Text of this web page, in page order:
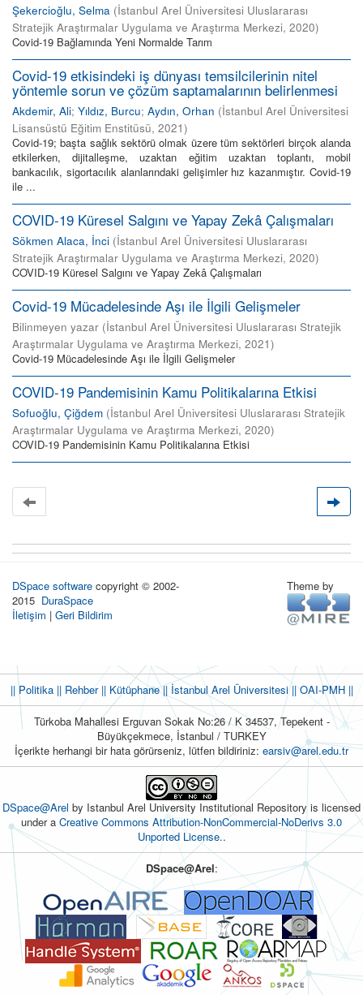
Şekercioğlu, Selma (İstanbul Arel Üniversitesi Uluslararası
Stratejik Araştırmalar Uygulama ve Araştırma Merkezi, 2020)
Covid-19 Bağlamında Yeni Normalde Tarım
Covid-19 etkisindeki iş dünyası temsilcilerinin nitel
yöntemle sorun ve çözüm saptamalarının belirlenmesi
Akdemir, Ali; Yıldız, Burcu; Aydın, Orhan (İstanbul Arel Üniversitesi
Lisansüstü Eğitim Enstitüsü, 2021)
Covid-19; başta sağlık sektörü olmak üzere tüm sektörleri birçok alanda
etkilerken, dijitalleşme, uzaktan eğitim uzaktan toplantı, mobil
bankacılık, sigortacılık alanlarındaki gelişimler hız kazanmıştır. Covid-19
ile ...
COVID-19 Küresel Salgını ve Yapay Zekâ Çalışmaları
Sökmen Alaca, İnci (İstanbul Arel Üniversitesi Uluslararası
Stratejik Araştırmalar Uygulama ve Araştırma Merkezi, 2020)
COVID-19 Küresel Salgını ve Yapay Zekâ Çalışmaları
Covid-19 Mücadelesinde Aşı ile İlgili Gelişmeler
Bilinmeyen yazar (İstanbul Arel Üniversitesi Uluslararası Stratejik
Araştırmalar Uygulama ve Araştırma Merkezi, 2021)
Covid-19 Mücadelesinde Aşı ile İlgili Gelişmeler
COVID-19 Pandemisinin Kamu Politikalarına Etkisi
Sofuoğlu, Çiğdem (İstanbul Arel Üniversitesi Uluslararası Stratejik
Araştırmalar Uygulama ve Araştırma Merkezi, 2020)
COVID-19 Pandemisinin Kamu Politikalarına Etkisi
DSpace software copyright © 2002-
2015 DuraSpace
İletişim | Geri Bildirim
Theme by
|| Politika|| Rehber|| Kütüphane|| İstanbul Arel Üniversitesi ||OAI-PMH ||
Türkoba Mahallesi Erguvan Sokak No:26 / K 34537, Tepekent -
Büyükçekmece, İstanbul / TURKEY
İçerikte herhangi bir hata görürseniz, lütfen bildiriniz: earsiv@arel.edu.tr
DSpace@Arel by Istanbul Arel University Institutional Repository is licensed
under a Creative Commons Attribution-NonCommercial-NoDerivs 3.0
Unported License..
DSpace@Arel: